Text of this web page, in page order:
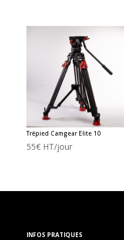
Trépied Camgear Elite 10
55€HT/jour
INFOS PRATIQUES